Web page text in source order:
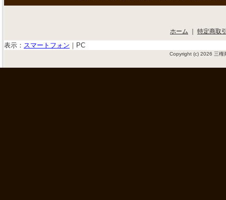
ホーム ｜ 特定商取
表示： スマートフォン ｜ PC
Copyright (c) 2026 三権